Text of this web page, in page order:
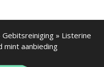
Gebitsreiniging» Listerine
mint aanbieding